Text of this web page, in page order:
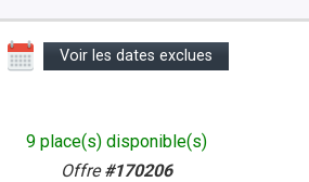
Voir les dates exclues
9 place(s) disponible(s)
Offre#170206